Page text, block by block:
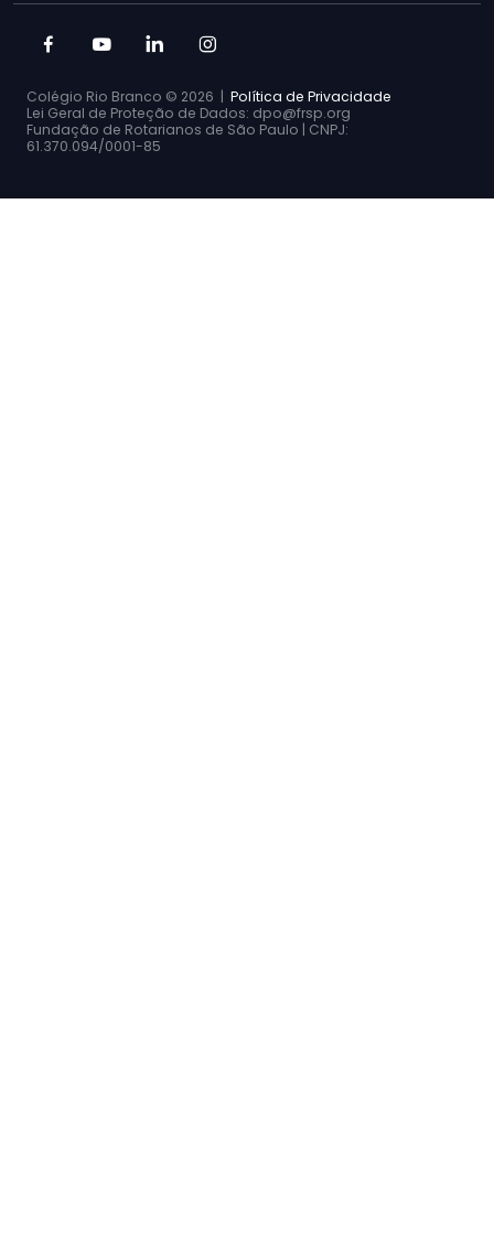
Colégio Rio Branco © 2026 | Política de Privacidade
Lei Geral de Proteção de Dados: dpo@frsp.org
Fundação de Rotarianos de São Paulo | CNPJ:
61.370.094/0001-85